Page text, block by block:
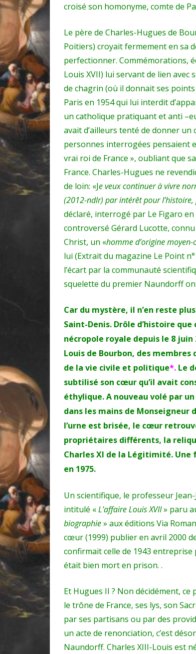
croisé son homonyme, comte de
Le père de Charles-Hugues de
Poitiers) croyait fermement en sa
perfectionner. Commémorations,
Louis XVII) lui servant de lien avec
de chagrin (où il donnait ses
Paris en 1954 qui lui interdit
un catholique pratiquant et anti
avait d’ailleurs tenté de donner un
personnes interrogées pensaient
vrai roi de France », oubliant que
France. Charles-Hugues ne
de loin: «Je veux continuer à vivre
(2012-ndlr) par intérêt pour
déclaré, interrogé par Le Figaro
controversé Gérard Lucotte,
Christ, un «homme d’origine
lui (Extrait du magazine Le Point
l’écart par la communauté
squelette du premier Naundorff
Car du mystère, il n’en reste
Saint-Denis. Drôle d’histoire
nécropole royale depuis le 8 juin
Louis de Bourbon, des
de la vie civile et politique*. Le
subtilisé son cœur qu’il avait
éthylique. A nouveau volé par
dans les mains de Monseigneur
l’urne est brisée, le cœur
propriétaires différents, la
Charles XI de la Légitimité.
en 1975.
Un scientifique, le professeur
intitulé «L’affaire Louis XVII» paru
biographie» aux éditions Via
cœur (1999) publier en avril 2000
confirmait celle de 1943
était bien mort en prison. .
Et Hugues II ? Non décidément,
le trône de France, ses lys, son
par ses partisans ou par des
un acte de renonciation, c’est
Naundorff. Charles XIII-Louis est